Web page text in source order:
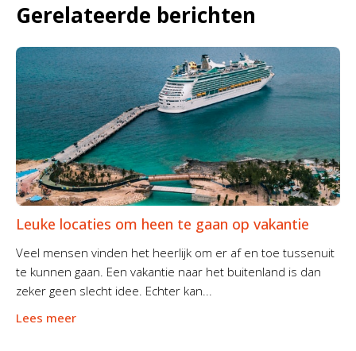
Gerelateerde berichten
Leuke locaties om heen te gaan op vakantie
Veel mensen vinden het heerlijk om er af en toe tussenuit
te kunnen gaan. Een vakantie naar het buitenland is dan
zeker geen slecht idee. Echter kan...
Lees meer